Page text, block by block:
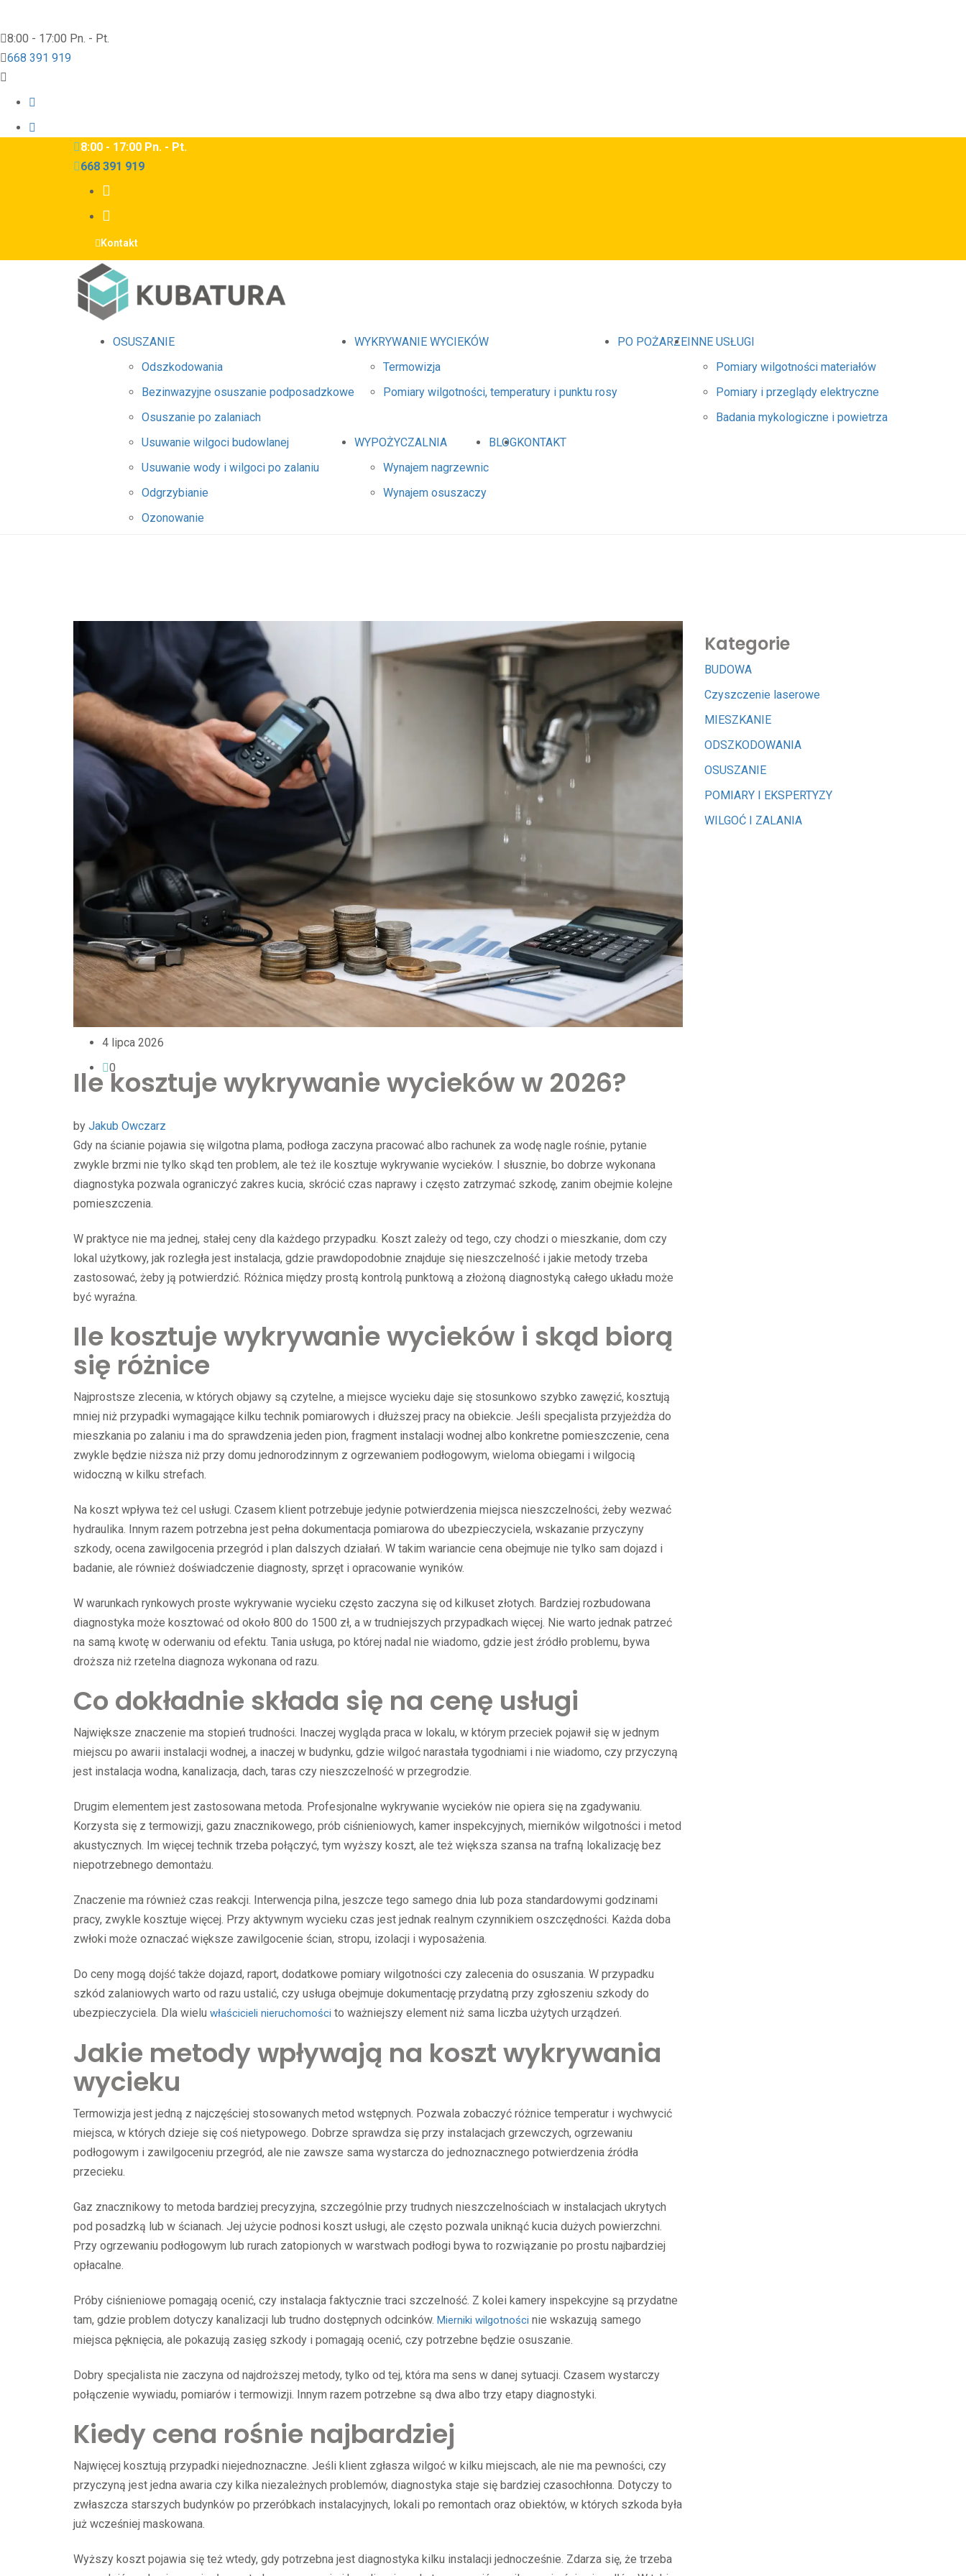
8:00 - 17:00 Pn. - Pt.
668 391 919
8:00 - 17:00 Pn. - Pt.
668 391 919
Kontakt
OSUSZANIE
Odszkodowania
Bezinwazyjne osuszanie podposadzkowe
Osuszanie po zalaniach
Usuwanie wilgoci budowlanej
Usuwanie wody i wilgoci po zalaniu
Odgrzybianie
Ozonowanie
WYKRYWANIE WYCIEKÓW
Termowizja
Pomiary wilgotności, temperatury i punktu rosy
PO POŻARZEINNE USŁUGI
Pomiary wilgotności materiałów
Pomiary i przeglądy elektryczne
Badania mykologiczne i powietrza
WYPOŻYCZALNIA
Wynajem nagrzewnic
Wynajem osuszaczy
BLOGKONTAKT
4 lipca 2026
0
Ile kosztuje wykrywanie wycieków w 2026?
by Jakub Owczarz
Gdy na ścianie pojawia się wilgotna plama, podłoga zaczyna pracować albo rachunek za wodę nagle rośnie, pytanie
zwykle brzmi nie tylko skąd ten problem, ale też ile kosztuje wykrywanie wycieków. I słusznie, bo dobrze wykonana
diagnostyka pozwala ograniczyć zakres kucia, skrócić czas naprawy i często zatrzymać szkodę, zanim obejmie kolejne
pomieszczenia.
W praktyce nie ma jednej, stałej ceny dla każdego przypadku. Koszt zależy od tego, czy chodzi o mieszkanie, dom czy
lokal użytkowy, jak rozległa jest instalacja, gdzie prawdopodobnie znajduje się nieszczelność i jakie metody trzeba
zastosować, żeby ją potwierdzić. Różnica między prostą kontrolą punktową a złożoną diagnostyką całego układu może
być wyraźna.
Ile kosztuje wykrywanie wycieków i skąd biorą
się różnice
Najprostsze zlecenia, w których objawy są czytelne, a miejsce wycieku daje się stosunkowo szybko zawęzić, kosztują
mniej niż przypadki wymagające kilku technik pomiarowych i dłuższej pracy na obiekcie. Jeśli specjalista przyjeżdża do
mieszkania po zalaniu i ma do sprawdzenia jeden pion, fragment instalacji wodnej albo konkretne pomieszczenie, cena
zwykle będzie niższa niż przy domu jednorodzinnym z ogrzewaniem podłogowym, wieloma obiegami i wilgocią
widoczną w kilku strefach.
Na koszt wpływa też cel usługi. Czasem klient potrzebuje jedynie potwierdzenia miejsca nieszczelności, żeby wezwać
hydraulika. Innym razem potrzebna jest pełna dokumentacja pomiarowa do ubezpieczyciela, wskazanie przyczyny
szkody, ocena zawilgocenia przegród i plan dalszych działań. W takim wariancie cena obejmuje nie tylko sam dojazd i
badanie, ale również doświadczenie diagnosty, sprzęt i opracowanie wyników.
W warunkach rynkowych proste wykrywanie wycieku często zaczyna się od kilkuset złotych. Bardziej rozbudowana
diagnostyka może kosztować od około 800 do 1500 zł, a w trudniejszych przypadkach więcej. Nie warto jednak patrzeć
na samą kwotę w oderwaniu od efektu. Tania usługa, po której nadal nie wiadomo, gdzie jest źródło problemu, bywa
droższa niż rzetelna diagnoza wykonana od razu.
Co dokładnie składa się na cenę usługi
Największe znaczenie ma stopień trudności. Inaczej wygląda praca w lokalu, w którym przeciek pojawił się w jednym
miejscu po awarii instalacji wodnej, a inaczej w budynku, gdzie wilgoć narastała tygodniami i nie wiadomo, czy przyczyną
jest instalacja wodna, kanalizacja, dach, taras czy nieszczelność w przegrodzie.
Drugim elementem jest zastosowana metoda. Profesjonalne wykrywanie wycieków nie opiera się na zgadywaniu.
Korzysta się z termowizji, gazu znacznikowego, prób ciśnieniowych, kamer inspekcyjnych, mierników wilgotności i metod
akustycznych. Im więcej technik trzeba połączyć, tym wyższy koszt, ale też większa szansa na trafną lokalizację bez
niepotrzebnego demontażu.
Znaczenie ma również czas reakcji. Interwencja pilna, jeszcze tego samego dnia lub poza standardowymi godzinami
pracy, zwykle kosztuje więcej. Przy aktywnym wycieku czas jest jednak realnym czynnikiem oszczędności. Każda doba
zwłoki może oznaczać większe zawilgocenie ścian, stropu, izolacji i wyposażenia.
Do ceny mogą dojść także dojazd, raport, dodatkowe pomiary wilgotności czy zalecenia do osuszania. W przypadku
szkód zalaniowych warto od razu ustalić, czy usługa obejmuje dokumentację przydatną przy zgłoszeniu szkody do
ubezpieczyciela. Dla wielu właścicieli nieruchomości to ważniejszy element niż sama liczba użytych urządzeń.
Jakie metody wpływają na koszt wykrywania
wycieku
Termowizja jest jedną z najczęściej stosowanych metod wstępnych. Pozwala zobaczyć różnice temperatur i wychwycić
miejsca, w których dzieje się coś nietypowego. Dobrze sprawdza się przy instalacjach grzewczych, ogrzewaniu
podłogowym i zawilgoceniu przegród, ale nie zawsze sama wystarcza do jednoznacznego potwierdzenia źródła
przecieku.
Gaz znacznikowy to metoda bardziej precyzyjna, szczególnie przy trudnych nieszczelnościach w instalacjach ukrytych
pod posadzką lub w ścianach. Jej użycie podnosi koszt usługi, ale często pozwala uniknąć kucia dużych powierzchni.
Przy ogrzewaniu podłogowym lub rurach zatopionych w warstwach podłogi bywa to rozwiązanie po prostu najbardziej
opłacalne.
Próby ciśnieniowe pomagają ocenić, czy instalacja faktycznie traci szczelność. Z kolei kamery inspekcyjne są przydatne
tam, gdzie problem dotyczy kanalizacji lub trudno dostępnych odcinków. Mierniki wilgotności nie wskazują samego
miejsca pęknięcia, ale pokazują zasięg szkody i pomagają ocenić, czy potrzebne będzie osuszanie.
Dobry specjalista nie zaczyna od najdroższej metody, tylko od tej, która ma sens w danej sytuacji. Czasem wystarczy
połączenie wywiadu, pomiarów i termowizji. Innym razem potrzebne są dwa albo trzy etapy diagnostyki.
Kiedy cena rośnie najbardziej
Najwięcej kosztują przypadki niejednoznaczne. Jeśli klient zgłasza wilgoć w kilku miejscach, ale nie ma pewności, czy
przyczyną jest jedna awaria czy kilka niezależnych problemów, diagnostyka staje się bardziej czasochłonna. Dotyczy to
zwłaszcza starszych budynków po przeróbkach instalacyjnych, lokali po remontach oraz obiektów, w których szkoda była
już wcześniej maskowana.
Wyższy koszt pojawia się też wtedy, gdy potrzebna jest diagnostyka kilku instalacji jednocześnie. Zdarza się, że trzeba
Kategorie
BUDOWA
Czyszczenie laserowe
MIESZKANIE
ODSZKODOWANIA
OSUSZANIE
POMIARY I EKSPERTYZY
WILGOĆ I ZALANIA